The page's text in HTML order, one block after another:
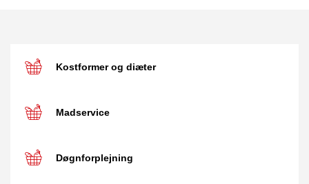
Kostformer og diæter
Madservice
Døgnforplejning